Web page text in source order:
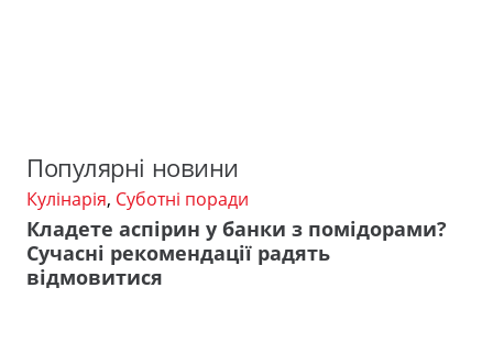
Популярні новини
Кулінарія, Суботні поради
Кладете аспірин у банки з помідорами?
Сучасні рекомендації радять
відмовитися